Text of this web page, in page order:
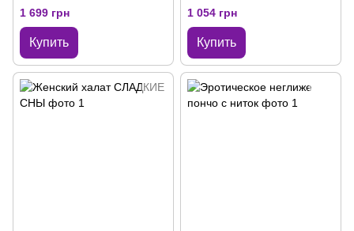
1 699 грн
Купить
1 054 грн
Купить